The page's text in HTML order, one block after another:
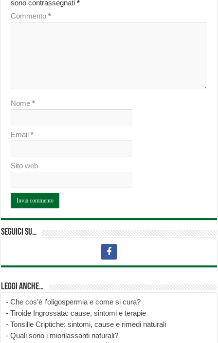
sono contrassegnati*
Commento*
Nome*
Email*
Sito web
Seguici su…
Leggi anche…
-Che cos’è l’oligospermia e come si cura?
-Tiroide Ingrossata: cause, sintomi e terapie
-Tonsille Criptiche: sintomi, cause e rimedi naturali
-Quali sono i miorilassanti naturali?